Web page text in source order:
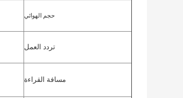
حجم الهوائي
تردد العمل
مسافة القراءة